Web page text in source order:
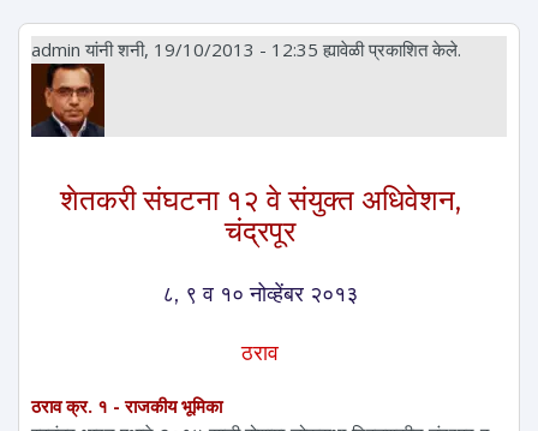
admin यांनी शनी, 19/10/2013 - 12:35 ह्यावेळी प्रकाशित केले.
शेतकरी संघटना १२ वे संयुक्त अधिवेशन,
चंद्रपूर
८, ९ व १० नोव्हेंबर २०१३
ठराव
ठराव क्र. १ - राजकीय भूमिका